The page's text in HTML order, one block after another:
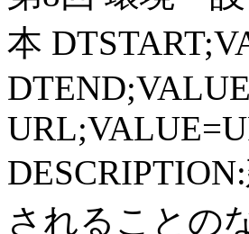
本
されることの